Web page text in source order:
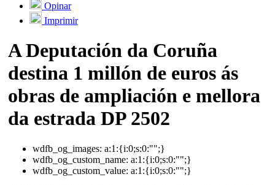
Opinar
Imprimir
A Deputación da Coruña
destina 1 millón de euros ás
obras de ampliación e mellora
da estrada DP 2502
wdfb_og_images: a:1:{i:0;s:0:"";}
wdfb_og_custom_name: a:1:{i:0;s:0:"";}
wdfb_og_custom_value: a:1:{i:0;s:0:"";}